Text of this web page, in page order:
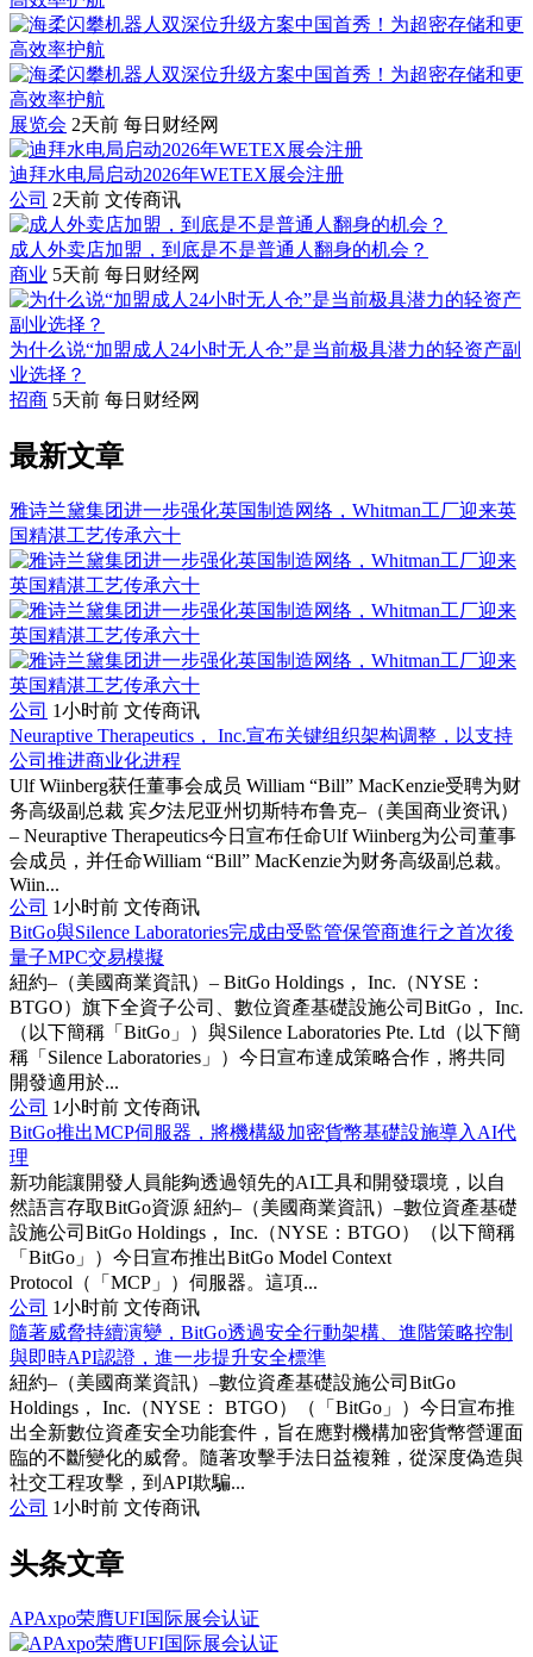
展览会 2天前 每日财经网
迪拜水电局启动2026年WETEX展会注册
公司 2天前 文传商讯
成人外卖店加盟，到底是不是普通人翻身的机会？
商业 5天前 每日财经网
为什么说“加盟成人24小时无人仓”是当前极具潜力的轻资产副
业选择？
招商 5天前 每日财经网
最新文章
雅诗兰黛集团进一步强化英国制造网络，Whitman工厂迎来英
国精湛工艺传承六十
公司 1小时前 文传商讯
Neuraptive Therapeutics， Inc.宣布关键组织架构调整，以支持
公司推进商业化进程
Ulf Wiinberg获任董事会成员 William “Bill” MacKenzie受聘为财
务高级副总裁 宾夕法尼亚州切斯特布鲁克–（美国商业资讯）
– Neuraptive Therapeutics今日宣布任命Ulf Wiinberg为公司董事
会成员，并任命William “Bill” MacKenzie为财务高级副总裁。
Wiin...
公司 1小时前 文传商讯
BitGo與Silence Laboratories完成由受監管保管商進行之首次後
量子MPC交易模擬
紐約–（美國商業資訊）– BitGo Holdings， Inc.（NYSE：
BTGO）旗下全資子公司、數位資產基礎設施公司BitGo， Inc.
（以下簡稱「BitGo」）與Silence Laboratories Pte. Ltd（以下簡
稱「Silence Laboratories」）今日宣布達成策略合作，將共同
開發適用於...
公司 1小时前 文传商讯
BitGo推出MCP伺服器，將機構級加密貨幣基礎設施導入AI代
理
新功能讓開發人員能夠透過領先的AI工具和開發環境，以自
然語言存取BitGo資源 紐約–（美國商業資訊）–數位資產基礎
設施公司BitGo Holdings， Inc.（NYSE：BTGO）（以下簡稱
「BitGo」）今日宣布推出BitGo Model Context
Protocol（「MCP」）伺服器。這項...
公司 1小时前 文传商讯
隨著威脅持續演變，BitGo透過安全行動架構、進階策略控制
與即時API認證，進一步提升安全標準
紐約–（美國商業資訊）–數位資產基礎設施公司BitGo
Holdings， Inc.（NYSE： BTGO）（「BitGo」）今日宣布推
出全新數位資產安全功能套件，旨在應對機構加密貨幣營運面
臨的不斷變化的威脅。隨著攻擊手法日益複雜，從深度偽造與
社交工程攻擊，到API欺騙...
公司 1小时前 文传商讯
头条文章
APAxpo荣膺UFI国际展会认证